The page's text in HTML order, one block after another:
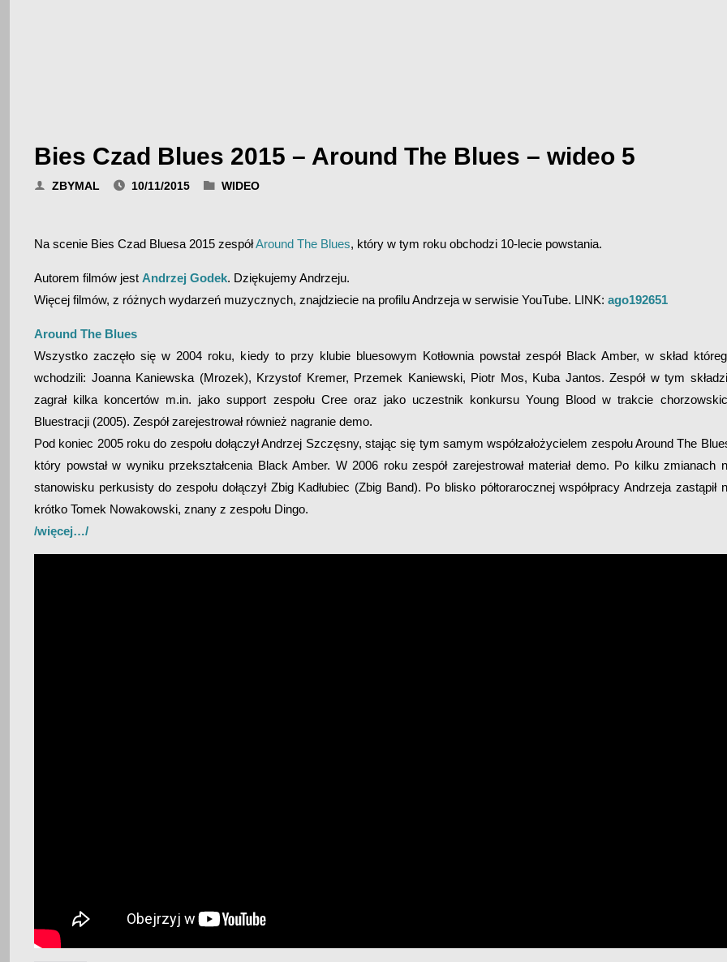
Bies Czad Blues 2015 – Around The Blues – wideo 5
ZBYMAL 10/11/2015 WIDEO
Na scenie Bies Czad Bluesa 2015 zespółAround The Blues, który w tym roku obchodzi 10-lecie powstania.
Autorem filmów jest Andrzej Godek. Dziękujemy Andrzeju.
Więcej filmów, z różnych wydarzeń muzycznych, znajdziecie na profilu Andrzeja w serwisie YouTube. LINK: ago192651
Around The Blues
Wszystko zaczęło się w 2004 roku, kiedy to przy klubie bluesowym Kotłownia powstał zespół Black Amber, w skład
wchodzili: Joanna Kaniewska (Mrozek), Krzystof Kremer, Przemek Kaniewski, Piotr Mos, Kuba Jantos. Zespół w tym
zagrał kilka koncertów m.in. jako support zespołu Cree oraz jako uczestnik konkursu Young Blood w trakcie
Bluestracji (2005). Zespół zarejestrował również nagranie demo.
Pod koniec 2005 roku do zespołu dołączył Andrzej Szczęsny, stając się tym samym współzałożycielem zespołu Around The
który powstał w wyniku przekształcenia Black Amber. W 2006 roku zespół zarejestrował materiał demo. Po kilku zmianach
stanowisku perkusisty do zespołu dołączył Zbig Kadłubiec (Zbig Band). Po blisko półtorarocznej współpracy Andrzeja zastąpił
krótko Tomek Nowakowski, znany z zespołu Dingo.
/więcej…/